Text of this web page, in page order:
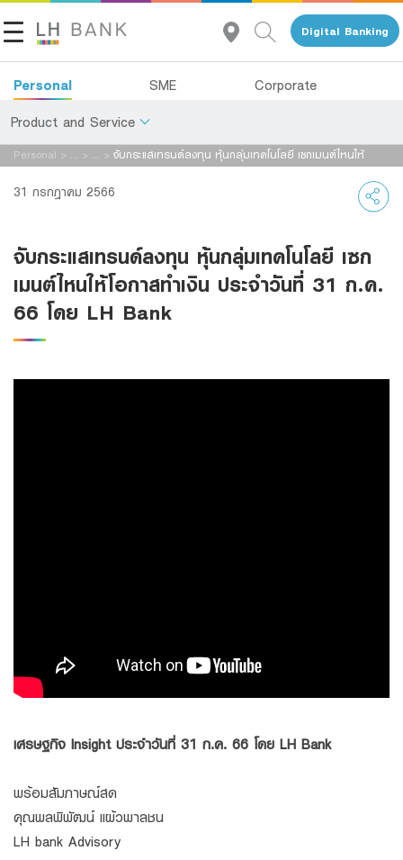
Digital Banking
Personal SME Corporate
Product and Service
About Us
Contact Us
Land and Houses Financial Business Group
Insurance
Investments
Digital Banking
Personal > > > จับกระแสเทรนด์ลงทุน หุ้นกลุ่มเทคโนโลยี เซกเมนต์ไหนให้
31 กรกฎาคม 2566
จับกระแสเทรนด์ลงทุน หุ้นกลุ่มเทคโนโลยี เซก
เมนต์ไหนให้โอกาสทำเงิน ประจำวันที่ 31 ก.ค.
66 โดย LH Bank
เศรษฐกิจ Insight ประจำวันที่ 31 ก.ค. 66 โดย LH Bank
พร้อมสัมภาษณ์สด
คุณพลพิพัฒน์ แผ้วพาลชน
LH bank Advisory